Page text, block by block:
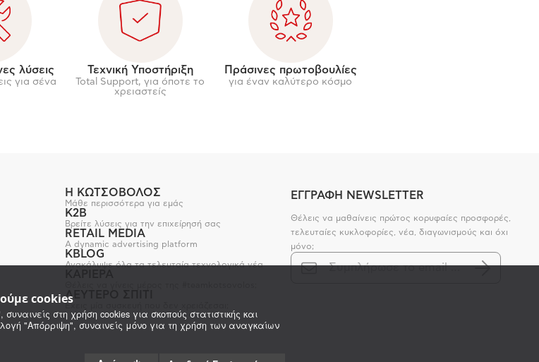
cookies
στη χρήση cookies για σκοπούς στατιστικής και
"Απόρριψη", συναινείς μόνο για τη χρήση των αναγκαίων
λύσεις
για σένα
Τεχνική Υποστήριξη
Total Support, για όποτε το
χρειαστείς
Πράσινες πρωτοβουλίες
για έναν καλύτερο κόσμο
Η ΚΩΤΣΟΒΟΛΟΣ
Μάθε περισσότερα για εμάς
K2B
Βρείτε λύσεις για την επιχείρησή σας
RETAIL MEDIA
A dynamic advertising platform
KBLOG
Ανακάλυψε όλα τα τελευταία τεχνολογικά νέα
ΔΕΥΤΕΡΟ ΣΠΙΤΙ
Έχεις μία συσκευή που δεν χρειάζεσαι;
ΕΓΓΡΑΦΗ NEWSLETTER
Θέλεις να μαθαίνεις πρώτος κορυφαίες προσφορές,
τελευταίες κυκλοφορίες, νέα, διαγωνισμούς και όχι
μόνο;